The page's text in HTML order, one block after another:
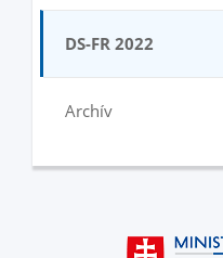
DS-FR 2022
Archív